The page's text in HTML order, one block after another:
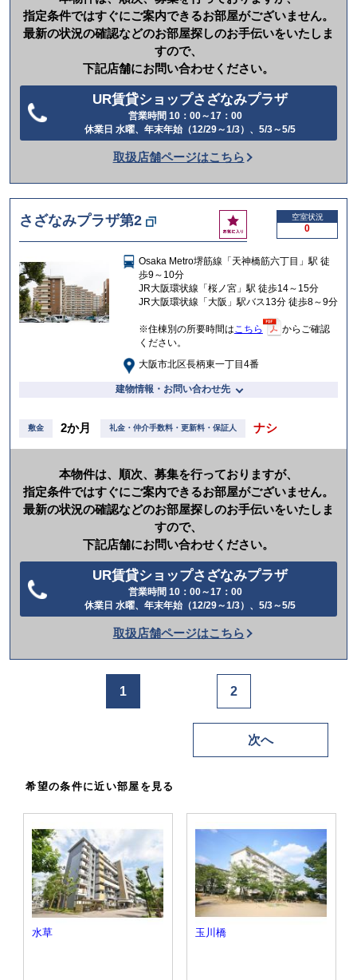
指定条件ではすぐにご案内できるお部屋がございません。
最新の状況の確認などのお部屋探しのお手伝いをいたしま
すので、
下記店舗にお問い合わせください。
UR賃貸ショップさざなみプラザ
営業時間 10：00～17：00
休業日 水曜、年末年始（12/29～1/3）、5/3～5/5
話
か
け
る
取扱店舗ページはこちら
さざなみプラザ第2
お
気
入
空室状況
0
Osaka Metro堺筋線「天神橋筋六丁目」駅 徒
歩9～10分
JR大阪環状線「桜ノ宮」駅 徒歩14～15分
JR大阪環状線「大阪」駅バス13分 徒歩8～9分
※住棟別の所要時間はこちら
からご確認
ください。
大阪市北区長柄東一丁目4番
建物情報・お問い合わせ先
敷金 2か月 礼金・仲介手数料・更新料・保証人 ナシ
本物件は、順次、募集を行っておりますが、
指定条件ではすぐにご案内できるお部屋がございません。
最新の状況の確認などのお部屋探しのお手伝いをいたしま
すので、
下記店舗にお問い合わせください。
UR賃貸ショップさざなみプラザ
営業時間 10：00～17：00
休業日 水曜、年末年始（12/29～1/3）、5/3～5/5
話
か
取扱店舗ページはこちら
1 2
次へ
希望の条件に近い部屋を見る
水草 玉川橋